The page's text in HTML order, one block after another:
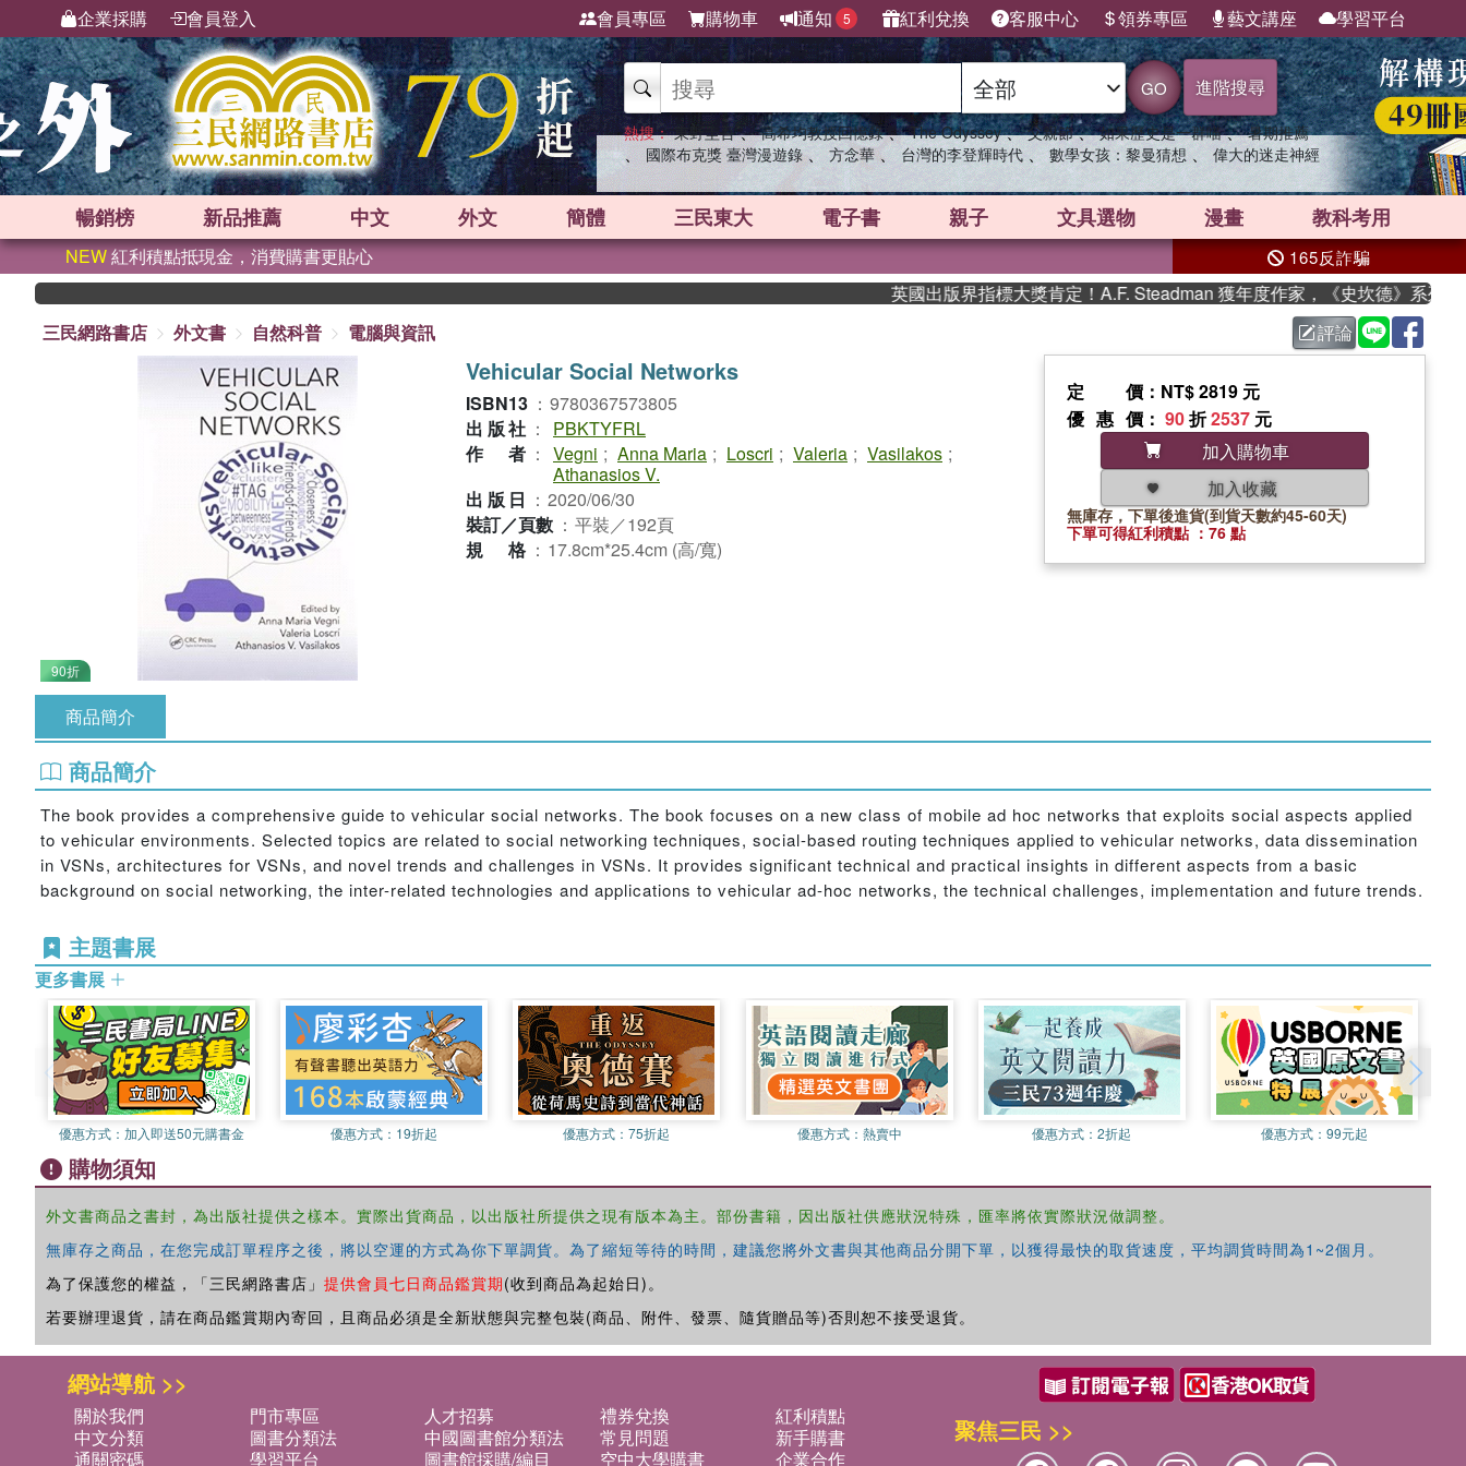
企業採購 會員登入 會員專區 購物車 通知 5 紅利兌換 客服中心 領券專區 藝文講座 學習平台
GO 進階搜尋
熱搜： 東野圭吾 、 高希均教授回憶錄 、 The Odyssey 、 父親節 、 如果歷史是一群喵 、 暑期推薦
、 國際布克獎 臺灣漫遊錄 、 方念華 、 台灣的李登輝時代 、 數學女孩：黎曼猜想 、 偉大的迷走神經
暢銷榜 新品推薦 中文 外文 簡體 三民東大 電子書 親子 文具選物 漫畫 教科考用
NEW紅利積點抵現金，消費購書更貼心 165反詐騙
英國出版界指標大獎肯定！A.F. Steadman 獲年度作家，《史坎德》系列帶你
三民網路書店
外文書 自然科普 電腦與資訊 評論
90折
Vehicular Social Networks
ISBN13 ： 9780367573805
出版社 ：
PBKTYFRL
作者 ： Vegni ; Anna Maria ; Loscri ; Valeria ; Vasilakos ;
Athanasios V.
出版日 ： 2020/06/30
裝訂／頁數 ： 平裝／192頁
規格 ： 17.8cm*25.4cm (高/寬)
定價 ：NT$ 2819 元
優惠價 ： 90折2537 元
加入購物車
加入收藏
無庫存，下單後進貨(到貨天數約45-60天)
下單可得紅利積點 ：76 點
商品簡介
商品簡介
The book provides a comprehensive guide to vehicular social networks. The book focuses on a new class of mobile ad hoc networks that exploits social aspects applied
to vehicular environments. Selected topics are related to social networking techniques, social-based routing techniques applied to vehicular networks, data dissemination
in VSNs, architectures for VSNs, and novel trends and challenges in VSNs. It provides significant technical and practical insights in different aspects from a basic
background on social networking, the inter-related technologies and applications to vehicular ad-hoc networks, the technical challenges, implementation and future trends.
主題書展
更多書展
優惠方式： 加入即送50元購書金 優惠方式： 19折起 優惠方式：75折起 優惠方式： 熱賣中 優惠方式：2折起 優惠方式：99元起
購物須知
外文書商品之書封，為出版社提供之樣本。實際出貨商品，以出版社所提供之現有版本為主。部份書籍，因出版社供應狀況特殊，匯率將依實際狀況做調整。
無庫存之商品，在您完成訂單程序之後，將以空運的方式為你下單調貨。為了縮短等待的時間，建議您將外文書與其他商品分開下單，以獲得最快的取貨速度，平均調貨時間為1~2個月。
為了保護您的權益，「三民網路書店」 提供會員七日商品鑑賞期(收到商品為起始日)。
若要辦理退貨，請在商品鑑賞期內寄回，且商品必須是全新狀態與完整包裝(商品、附件、發票、隨貨贈品等)否則恕不接受退貨。
網站導航 >>
關於我們 門市專區 人才招募 禮券兌換
紅利積點
中文分類
圖書分類法 中國圖書館分類法 常見問題
新手購書
通關密碼
學習平台 圖書館採購/編目 空中大學購書 企業合作
聚焦三民 >>